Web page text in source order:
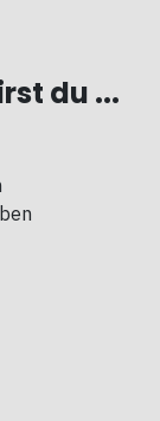
du ...